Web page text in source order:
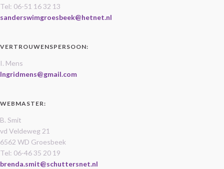
Tel: 06-51 16 32 13
sanderswimgroesbeek@hetnet.nl
VERTROUWENSPERSOON:
I. Mens
Ingridmens@gmail.com
WEBMASTER:
B. Smit
vd Veldeweg 21
6562 WD Groesbeek
Tel: 06-46 35 20 19
brenda.smit@schuttersnet.nl